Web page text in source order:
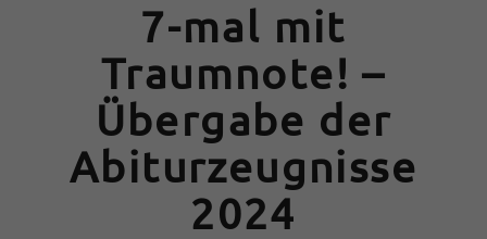
7-mal mit
Traumnote! –
Übergabe der
Abiturzeugnisse
2024